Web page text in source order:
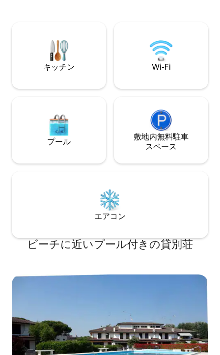
での間、ビーチサービスと駐車場が含ま
れています。 CIR：027008-LOC-00385
には、スーパー、
リア、ビーチがあ
キッチン Wi-Fi
プール
敷地内無料駐⁠車
ス⁠ペ⁠ー⁠ス
エアコン
ビーチに近いプール付きの貸別荘